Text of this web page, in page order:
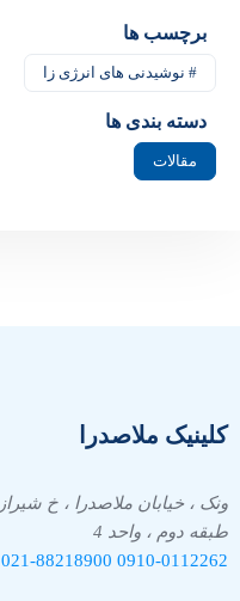
برچسب ها
# نوشیدنی های انرژی زا
دسته بندی ها
مقالات
کلینیک ملاصدرا
طبقه دوم ، واحد 4
0910-0112262
021-88218900